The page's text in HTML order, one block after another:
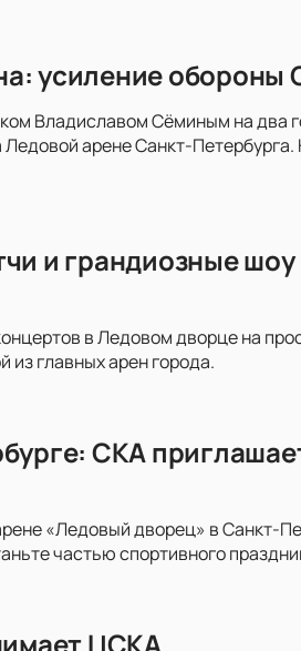
усиление обороны
Владиславом Сёминым на два
арене Санкт-
и грандиозные
в Ледовом дворце на
из главных арен города.
СКА
«Ледовый дворец» в Санкт-
частью спортивного